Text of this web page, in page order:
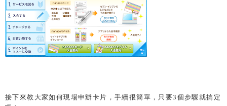
接下來教大家如何現場申辦卡片，手續很簡單，只要3個步驟就搞定